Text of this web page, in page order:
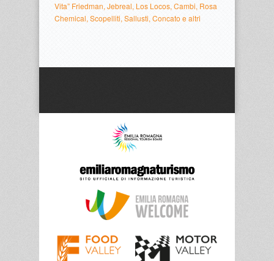
Vita” Friedman, Jebreal, Los Locos, Cambi, Rosa
Chemical, Scopelliti, Sallusti, Concato e altri